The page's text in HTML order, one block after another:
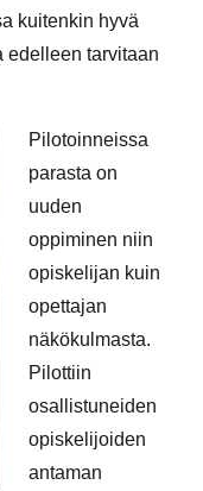
kuitenkin hyvä
edelleen tarvitaan
Pilotoinneissa
parasta on
uuden
oppiminen niin
opiskelijan kuin
opettajan
näkökulmasta.
Pilottiin
osallistuneiden
opiskelijoiden
antaman